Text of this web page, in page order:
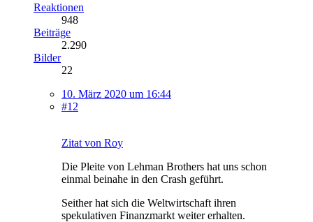
Reaktionen
948
Beiträge
2.290
Bilder
22
10. März 2020 um 16:44
#12
Zitat von Roy
Die Pleite von Lehman Brothers hat uns schon
einmal beinahe in den Crash geführt.
Seither hat sich die Weltwirtschaft ihren
spekulativen Finanzmarkt weiter erhalten.